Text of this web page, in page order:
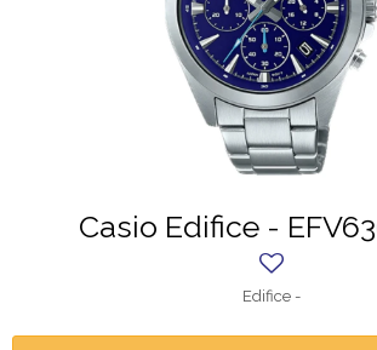
Casio Edifice -
Edifice -